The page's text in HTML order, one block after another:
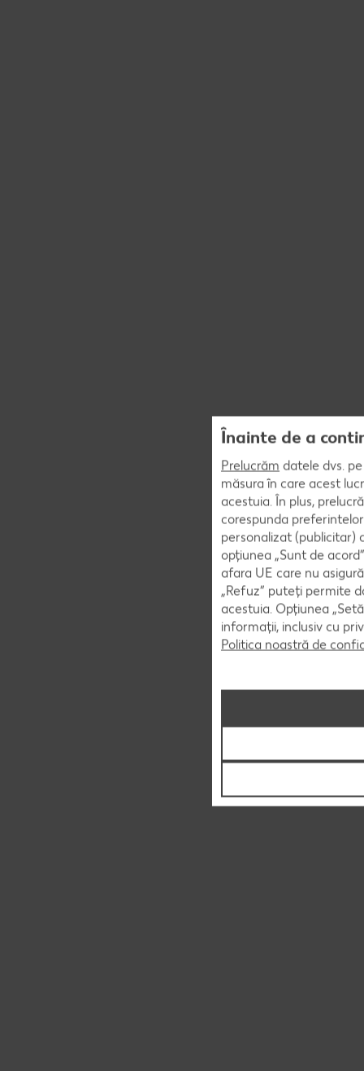
Înainte de a
Prelucrăm datele dvs.
măsura în care acest
acestuia. În plus,
corespunda
personalizat (publicitar)
opțiunea „Sunt de
afara UE care nu
„Refuz” puteți permite
acestuia. Opțiunea
informații, inclusiv cu
Politica noastră de